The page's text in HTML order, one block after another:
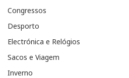
Congressos
Desporto
Electrónica e Relógios
Sacos e Viagem
Inverno